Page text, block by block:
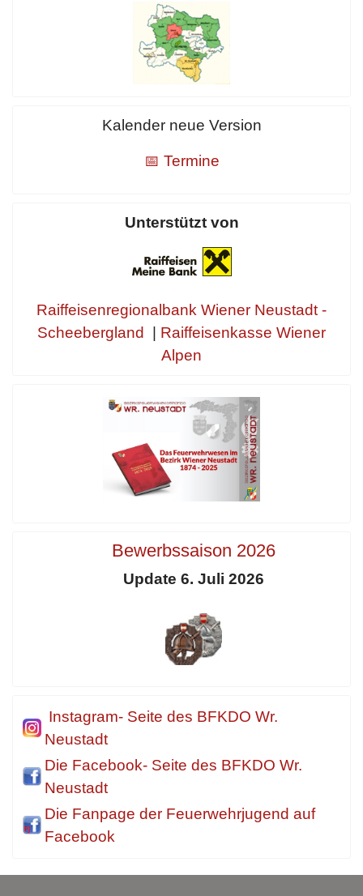
Kalender neue Version
📅 Termine
Unterstützt von
Raiffeisenregionalbank Wiener Neustadt -
Scheebergland
Raiffeisenkasse Wiener
Alpen
Bewerbssaison 2026
Update 6. Juli 2026
Instagram- Seite des BFKDO Wr.
Neustadt
Die Facebook- Seite des BFKDO Wr.
Neustadt
Die Fanpage der Feuerwehrjugend auf
Facebook